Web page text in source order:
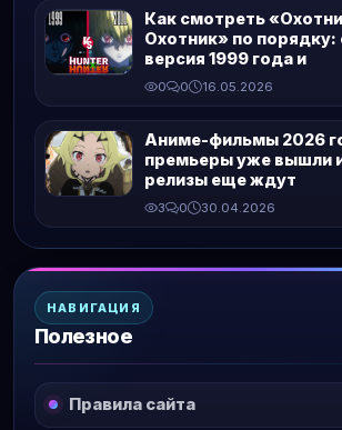
Как смотреть
Охотник» по порядку:
версия 1999 года и
0 0 16.05.2026
Аниме-фильмы 2026
премьеры уже вышли
релизы еще ждут
3 0 30.04.2026
НАВИГАЦИЯ
Полезное
Правила сайта